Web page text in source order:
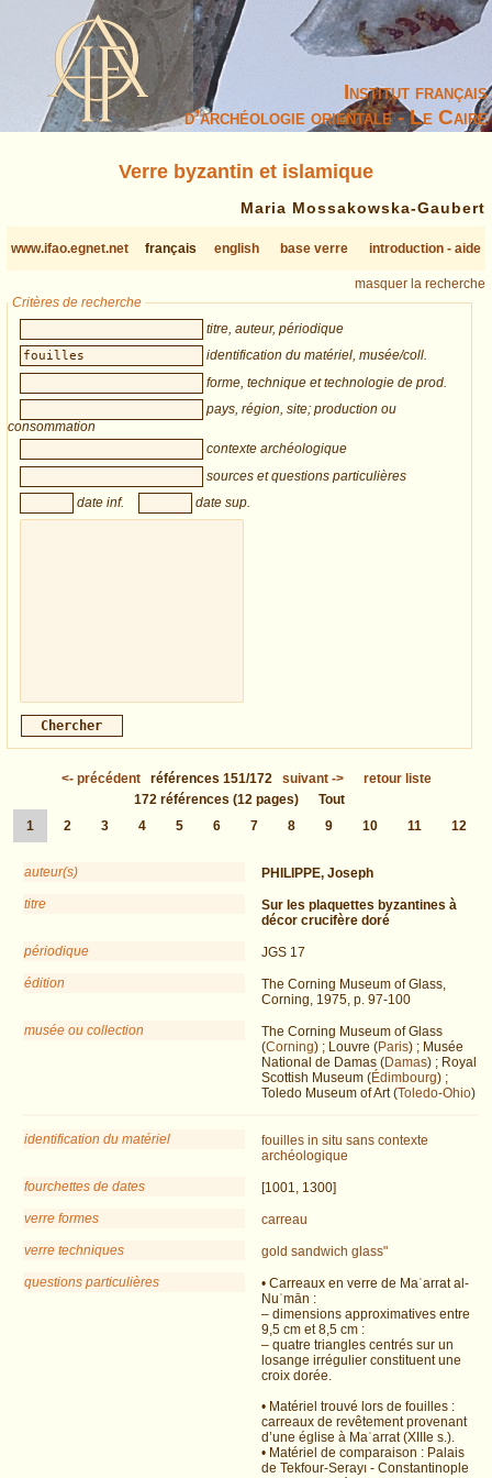
Institut français
d’archéologie orientale - Le Caire
Verre byzantin et islamique
Maria Mossakowska-Gaubert
www.ifao.egnet.net français english base verre introduction - aide
masquer la recherche
Critères de recherche
titre, auteur, périodique
identification du matériel, musée/coll.
forme, technique et technologie de prod.
pays, région, site; production ou
consommation
contexte archéologique
sources et questions particulières
date inf.
date sup.
<- précédent références 151/172 suivant->
retour liste
172 références (12 pages)
Tout
1
2 3 4 5 6 7 8 9 10 11 12
auteur(s)
PHILIPPE, Joseph
titre
Sur les plaquettes byzantines à
décor crucifère doré
périodique
JGS 17
édition
The Corning Museum of Glass,
Corning, 1975, p. 97-100
musée ou collection
The Corning Museum of Glass
(Corning) ; Louvre (Paris) ; Musée
National de Damas (Damas) ; Royal
Scottish Museum (Édimbourg) ;
Toledo Museum of Art (Toledo-Ohio)
identification du matériel fouilles in situ sans contexte
archéologique
fourchettes de dates
[1001, 1300]
verre formes
carreau
verre techniques
gold sandwich glass"
questions particulières
• Carreaux en verre de Maʿarrat al-
Nuʿmān :
– dimensions approximatives entre
9,5 cm et 8,5 cm :
– quatre triangles centrés sur un
losange irrégulier constituent une
croix dorée.
• Matériel trouvé lors de fouilles :
carreaux de revêtement provenant
d’une église à Maʿarrat (XIIIe s.).
• Matériel de comparaison : Palais
de Tekfour-Serayı - Constantinople